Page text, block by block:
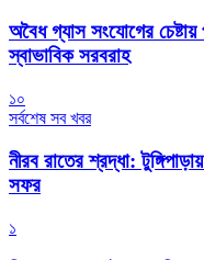
অবৈধ গ্যাস সংযোগের
স্বাভাবিক সরবরাহ
১০
সর্বশেষ সব খবর
নীরব রাতের শ্রদ্ধা:
সফর
১